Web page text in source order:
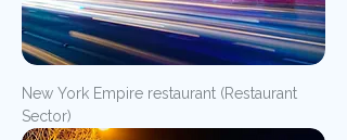
New York Empire restaurant (Restaurant
Sector)